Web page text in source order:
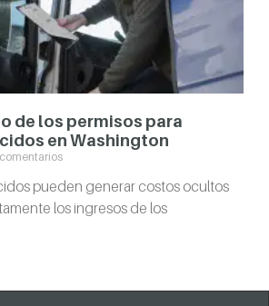
de los permisos para
en Washington
pueden generar costos ocultos
los ingresos de los